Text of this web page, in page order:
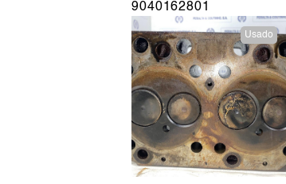
9040162801
Usado